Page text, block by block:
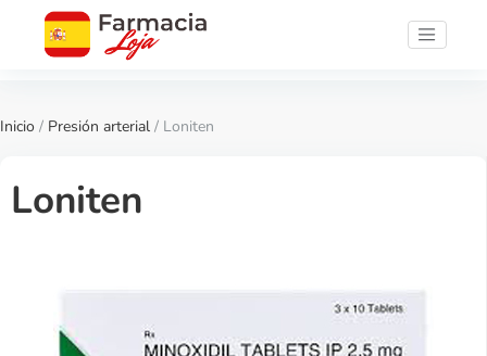
Inicio / Presión arterial / Loniten
Loniten